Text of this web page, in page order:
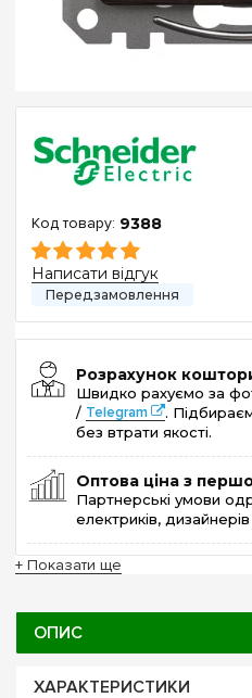
9388
Написати відгук
Розрахунок
Швидко рахуємо за
/ Telegram
.
без втрати якості.
Оптова ціна з
Партнерські умови
електриків,
+ Показати ще
ОПИС
ХАРАКТЕРИСТИКИ